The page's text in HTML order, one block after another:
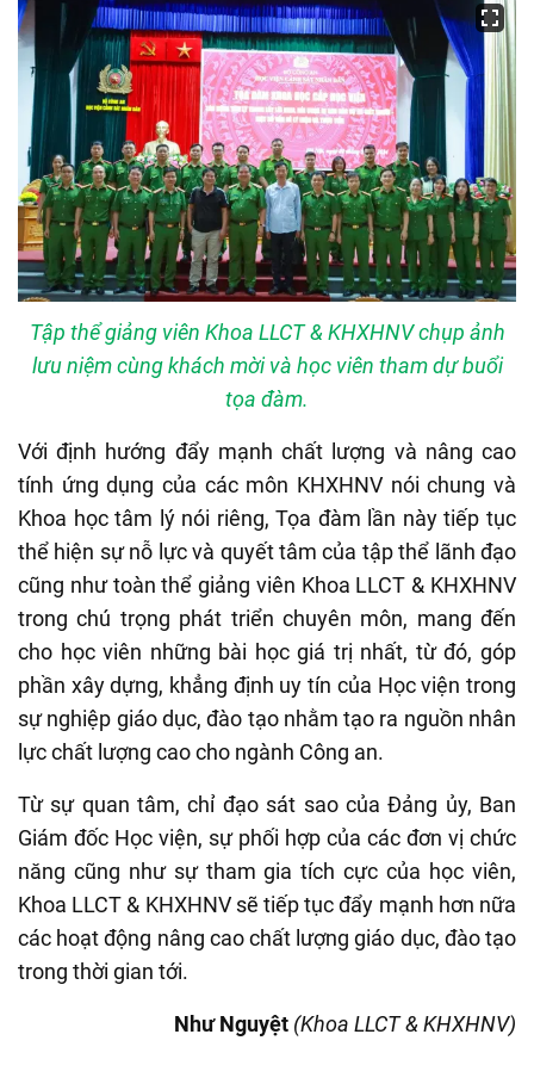
Tập thể giảng viên Khoa LLCT & KHXHNV chụp ảnh
lưu niệm cùng khách mời và học viên tham dự buổi
tọa đàm.
Với định hướng đẩy mạnh chất lượng và nâng cao
tính ứng dụng của các môn KHXHNV nói chung và
Khoa học tâm lý nói riêng, Tọa đàm lần này tiếp tục
thể hiện sự nỗ lực và quyết tâm của tập thể lãnh đạo
cũng như toàn thể giảng viên Khoa LLCT & KHXHNV
trong chú trọng phát triển chuyên môn, mang đến
cho học viên những bài học giá trị nhất, từ đó, góp
phần xây dựng, khẳng định uy tín của Học viện trong
sự nghiệp giáo dục, đào tạo nhằm tạo ra nguồn nhân
lực chất lượng cao cho ngành Công an.
Từ sự quan tâm, chỉ đạo sát sao của Đảng ủy, Ban
Giám đốc Học viện, sự phối hợp của các đơn vị chức
năng cũng như sự tham gia tích cực của học viên,
Khoa LLCT & KHXHNVsẽ tiếp tục đẩy mạnh hơn nữa
các hoạt động nâng cao chất lượng giáo dục, đào tạo
trong thời gian tới.
Như Nguyệt (Khoa LLCT & KHXHNV)